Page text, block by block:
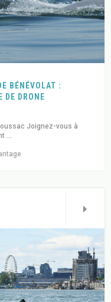
BÉNÉVOLAT :
DE DRONE
Joignez-vous à
...